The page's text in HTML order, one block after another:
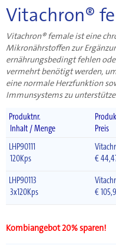
Vitachron®
Vitachron® female ist eine
Mikronährstoffen zur
ernährungsbedingt fehlen
vermehrt benötigt werden,
eine normale Herzfunktion
Immunsystems zu
Produktnr.
Inhalt / Menge
Preis
LHP90111
120Kps
€
LHP90113
3x120Kps
€
Kombiangebot 20% sparen!